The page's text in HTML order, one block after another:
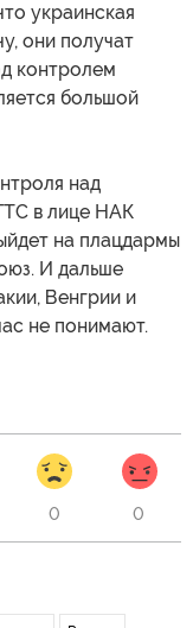
украинская
они получат
контролем
большой
над
в лице НАК
на плацдармы
И дальше
Венгрии и
не понимают.
0 0